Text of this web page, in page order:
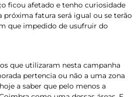
ficou afetado e tenho curiosidade
próxima fatura será igual ou se terão
que impedido de usufruir do
que utilizaram nesta campanha
pertencia ou não a uma zona
a saber que pelo menos a